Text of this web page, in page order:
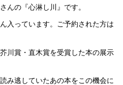
んの『心淋し川』です。
入っています。ご予約された方は
川賞・直木賞を受賞した本の展示
み逃していたあの本をこの機会に